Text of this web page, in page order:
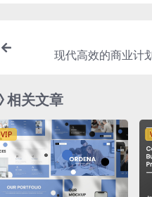
现代高效的商业计
相关文章
VIP